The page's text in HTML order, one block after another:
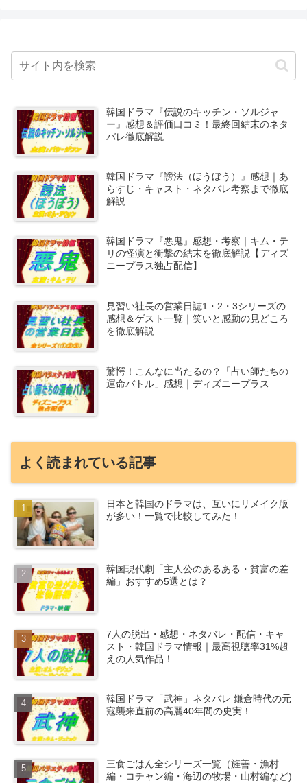
韓国ドラマ『伝説のキッチン・ソルジャ
ー』感想＆評価口コミ！最終回結末のネタ
バレ徹底解説
韓国ドラマ『謗法（ほうぼう）』感想｜あ
らすじ・キャスト・ネタバレ考察まで徹底
解説
韓国ドラマ『悪鬼』感想・考察｜キム・テ
リの怪演と衝撃の結末を徹底解説【ディズ
ニープラス独占配信】
見習い社長の営業日誌1・2・3シリーズの
感想＆ゲスト一覧｜笑いと感動の見どころ
を徹底解説
驚愕！こんなに当たるの？「占い師たちの
運命バトル」感想｜ディズニープラス
よく読まれている記事
日本と韓国のドラマは、互いにリメイク版
が多い！一覧で比較してみた！
韓国現代劇「主人公のあるある・貧富の差
編」おすすめ5選とは？
7人の脱出・感想・ネタバレ・配信・キャ
スト・韓国ドラマ情報｜最高視聴率31%超
えの人気作品！
韓国ドラマ「武神」ネタバレ 鎌倉時代の元
寇襲来直前の高麗40年間の史実！
三食ごはん全シリーズ一覧（旌善・漁村
編・コチャン編・海辺の牧場・山村編など)